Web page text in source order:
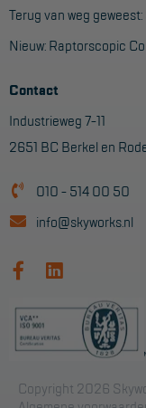
Terug van weg
Nieuw: Raptorscopic
Contact
Industrieweg 7-11
2651 BC Berkel en
010 - 514 00 50
info@skyworks.nl
Copyright 2026